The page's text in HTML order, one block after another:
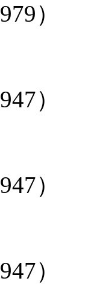
）
）
）
）